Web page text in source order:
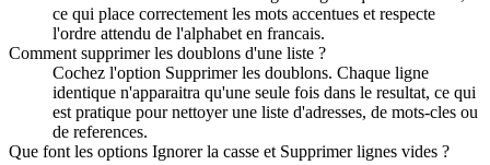
ce qui place correctement les mots accentues et respecte
l'ordre attendu de l'alphabet en francais.
Comment supprimer les doublons d'une liste ?
Cochez l'option Supprimer les doublons. Chaque ligne
identique n'apparaitra qu'une seule fois dans le resultat, ce qui
est pratique pour nettoyer une liste d'adresses, de mots-cles ou
de references.
Que font les options Ignorer la casse et Supprimer lignes vides ?